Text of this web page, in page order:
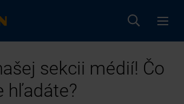
sekcii médií! Čo
hľadáte?